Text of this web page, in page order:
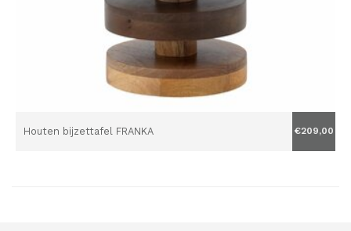
Houten bijzettafel FRANKA €209,00